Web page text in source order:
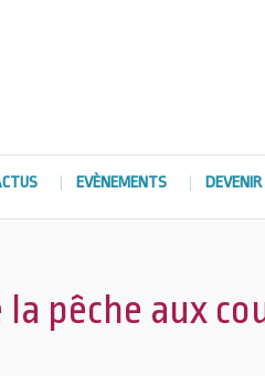
EVÈNEMENTS
pêche aux